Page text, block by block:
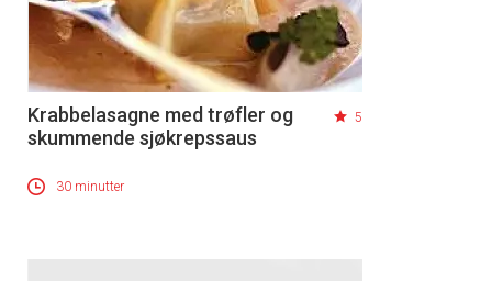
Krabbelasagne med trøfler og
skummende sjøkrepssaus
5
30 minutter